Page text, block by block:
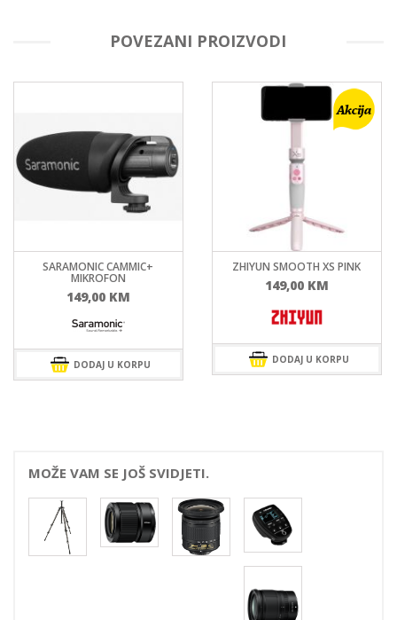
POVEZANI PROIZVODI
SARAMONIC CAMMIC+
MIKROFON
149,00 KM
DODAJ U KORPU
ZHIYUN SMOOTH XS PINK
149,00 KM
DODAJ U KORPU
MOŽE VAM SE JOŠ SVIDJETI.